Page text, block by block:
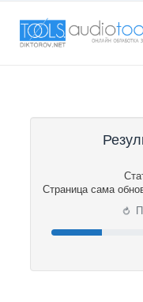
Страница сама
⟳